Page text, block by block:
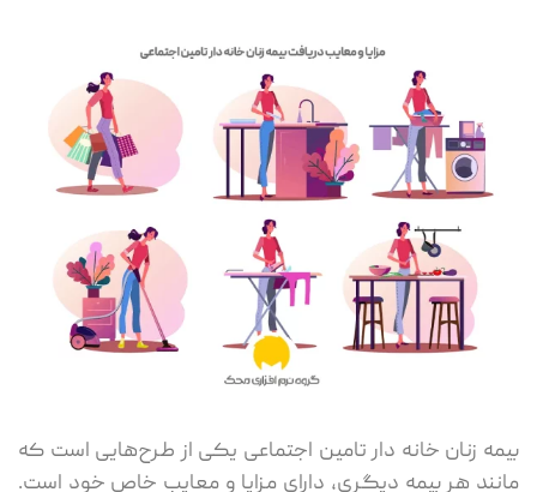
بیمه زنان خانه ‌دار تامین اجتماعی یکی از طرح‌هایی است که
مانند هر بیمه دیگری، دارای مزایا و معایب خاص خود است.